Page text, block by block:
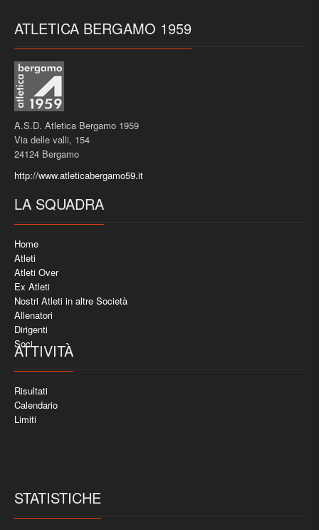
ATLETICA BERGAMO 1959
A.S.D. Atletica Bergamo 1959
Via delle valli, 154
24124 Bergamo
http://www.atleticabergamo59.it
LA SQUADRA
Home
Atleti
Atleti Over
Ex Atleti
Nostri Atleti in altre Società
Allenatori
Dirigenti
Soci
ATTIVITÀ
Risultati
Calendario
Limiti
STATISTICHE